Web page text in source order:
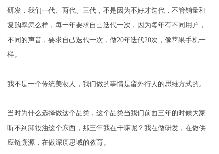
研发，我们一代、两代、三代，不是因为不好才迭代，不管销量和
复购率怎么样，每一年要求自己迭代一次，因为每年有不同用户，
不同的声音，要求自己迭代一次，做20年迭代20次，像苹果手机一
样。
我不是一个传统美妆人，我们做的事情是蛮外行人的思维方式的。
当时为什么选择做这个品类，这个品类当我们前面三年的时候大家
听不到卸妆油这个东西，那三年我在干嘛呢？我在做研发，在做供
应链溯源，在做深度思域的教育。